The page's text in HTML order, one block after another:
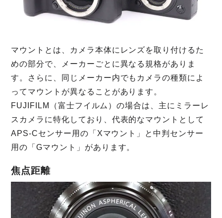
マウントとは、カメラ本体にレンズを取り付けるた
めの部分で、メーカーごとに異なる規格がありま
す。さらに、同じメーカー内でもカメラの種類によ
ってマウントが異なることがあります。
FUJIFILM（富士フイルム）の場合は、主にミラーレ
スカメラに特化しており、代表的なマウントとして
APS-Cセンサー用の「Xマウント」と中判センサー
用の「Gマウント」があります。
焦点距離